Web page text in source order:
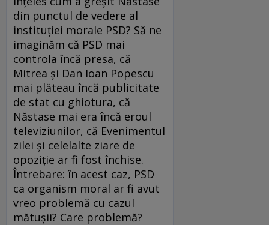
din punctul de vedere al
instituţiei morale PSD? Să ne
imaginăm că PSD mai
controla încă presa, că
Mitrea şi Dan Ioan Popescu
mai plăteau încă publicitate
de stat cu ghiotura, că
Năstase mai era încă eroul
televiziunilor, că Evenimentul
zilei şi celelalte ziare de
opoziţie ar fi fost închise.
Întrebare: în acest caz, PSD
ca organism moral ar fi avut
vreo problemă cu cazul
mătuşii? Care problemă?